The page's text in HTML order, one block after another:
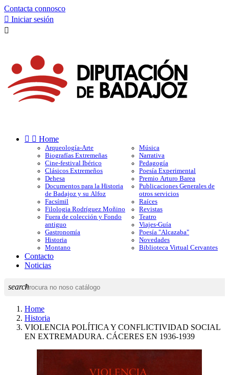
Contacta connosco
 Iniciar sesión

  Home
Arqueología-Arte
Biografías Extremeñas
Cine-festival Ibérico
Clásicos Extremeños
Dehesa
Documentos para la Historia
de Badajoz y su Alfoz
Facsímil
Filologia Rodríguez Moñino
Fuera de colección y Fondo
antiguo
Gastronomía
Historia
Montano
Música
Narrativa
Pedagogía
Poesía Experimental
Premio Arturo Barea
Publicaciones Generales de
otros servicios
Raíces
Revistas
Teatro
Viajes-Guía
Poesía "Alcazaba"
Novedades
Biblioteca Virtual Cervantes
Contacto
Noticias
search
Home
Historia
VIOLENCIA POLÍTICA Y CONFLICTIVIDAD SOCIAL
EN EXTREMADURA. CÁCERES EN 1936-1939